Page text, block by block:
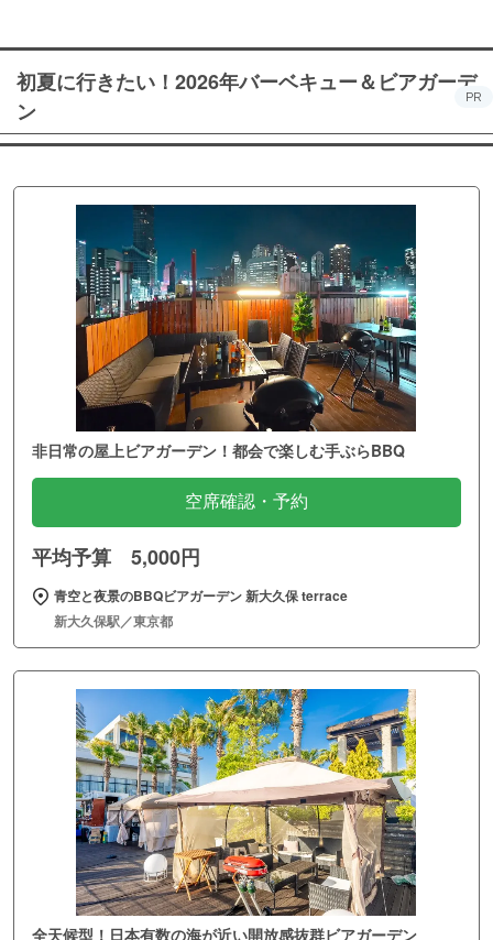
初夏に行きたい！2026年バーベキュー＆ビアガーデ
ン
PR
非日常の屋上ビアガーデン！都会で楽しむ手ぶらBBQ
空席確認・予約
平均予算 5,000円
青空と夜景のBBQビアガーデン 新大久保 terrace
新大久保駅／東京都
全天候型！日本有数の海が近い開放感抜群ビアガーデン